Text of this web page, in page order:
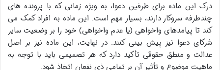
درک این ماده برای طرفین دعوا، به ویژه زمانی که با پرونده های
چندطرفه سروکار دارند، بسیار مهم است. این ماده به افراد کمک می
کند تا پیامدهای واخواهی (یا عدم واخواهی) خود را بر وضعیت سایر
شرکای دعوا نیز پیش بینی کنند. در نهایت، این ماده نیز بر اصل
عدالت و منطق حقوقی تأکید دارد که هر تصمیمی باید با توجه به
ماهیت موضوع و تأثیر آن بر تمامی ذی نفعان اتخاذ شود.